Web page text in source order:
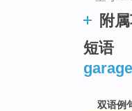
附
短语
双语例